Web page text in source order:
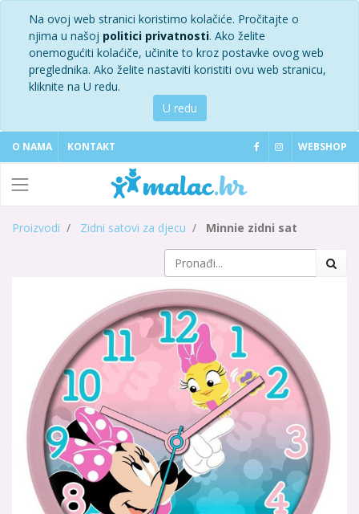
Na ovoj web stranici koristimo kolačiće. Pročitajte o
njima u našoj politici privatnosti. Ako želite
onemogućiti kolaćiče, učinite to kroz postavke ovog web
preglednika. Ako želite nastaviti koristiti ovu web stranicu,
kliknite na U redu.
U redu
O NAMA KONTAKT WEBSHOP
Proizvodi Zidni satovi za djecu Minnie zidni sat